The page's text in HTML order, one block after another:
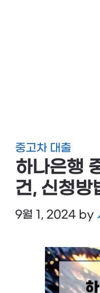
중고차 대출
하나은행
건, 신청방
9월 1, 2024 by